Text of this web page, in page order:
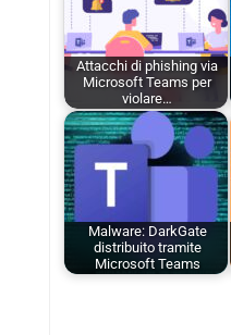
Attacchi di phishing via
Microsoft Teams per
violare…
Malware: DarkGate
distribuito tramite
Microsoft Teams